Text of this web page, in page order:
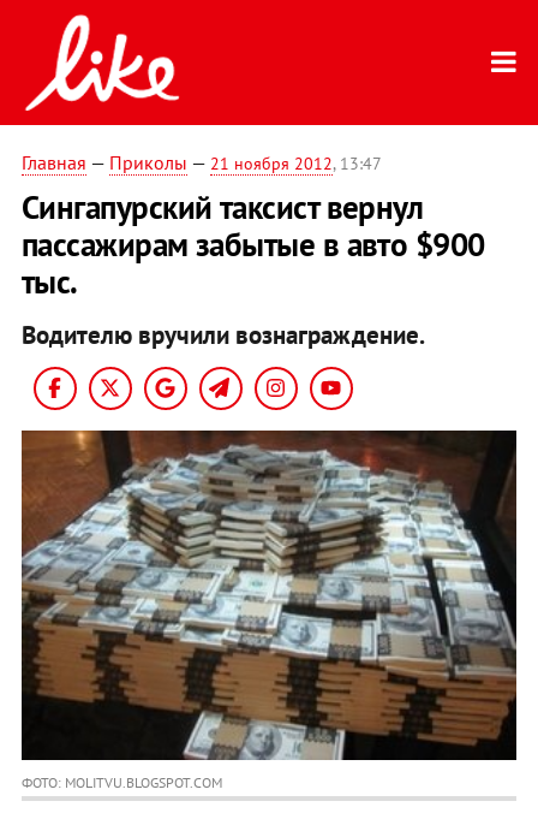
Главная — Приколы — 21 ноября 2012, 13:47
Cингапурский таксист вернул
пассажирам забытые в авто $900
тыс.
Водителю вручили вознаграждение.
ФОТО: MOLITVU.BLOGSPOT.COM